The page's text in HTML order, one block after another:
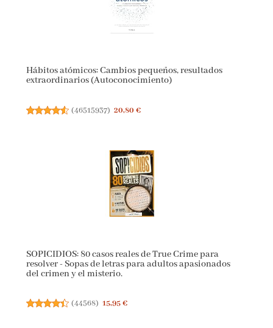
Hábitos atómicos: Cambios pequeños, resultados
extraordinarios (Autoconocimiento)
(46515937) 20,80 €
SOPICIDIOS: 80 casos reales de True Crime para
resolver - Sopas de letras para adultos apasionados
del crimen y el misterio.
(44568) 15,95 €